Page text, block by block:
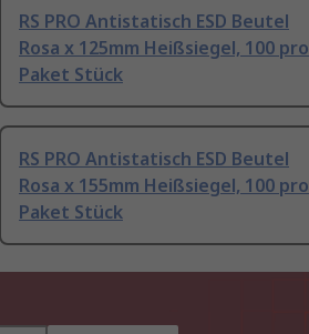
RS PRO Antistatisch ESD Beutel
Rosa x 125mm Heißsiegel, 100 pro
Paket Stück
RS PRO Antistatisch ESD Beutel
Rosa x 155mm Heißsiegel, 100 pro
Paket Stück